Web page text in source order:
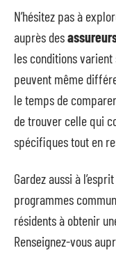
N’hésitez pas à
auprès des
les conditions
peuvent même
le temps de
de trouver celle qui
spécifiques tout en
Gardez aussi à
programmes
résidents à obtenir
Renseignez-vous